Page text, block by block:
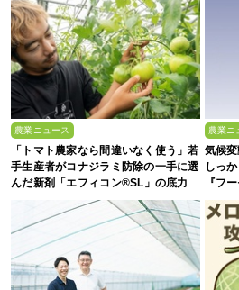
農業ニュース
「トマト農家なら間違いなく使う」若
手生産者がコナジラミ防除の一手に選
んだ新剤「エフィコン®SL」の底力
農業ニ
気候
しっ
『フ